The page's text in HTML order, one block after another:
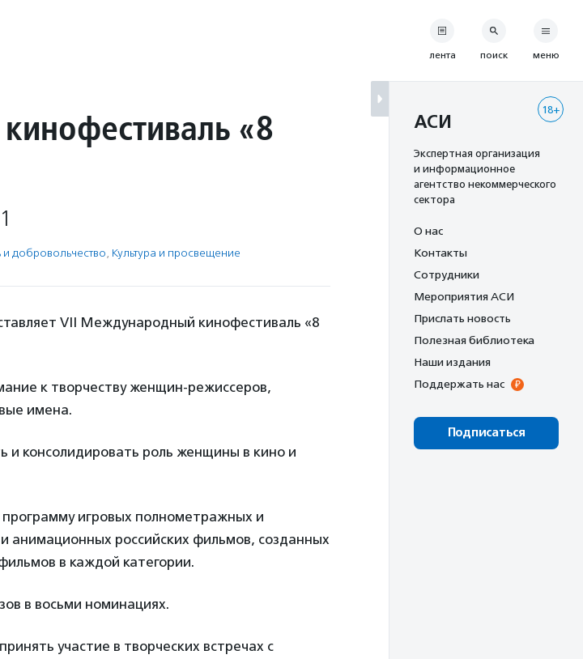
«8
и доброволь­чест­во, Культура и просвещение
VII Международный кинофестиваль «8
к творчеству женщин-режиссеров,
имена.
и консолидировать роль женщины в кино и
игровых полнометражных и
анимационных российских фильмов, созданных
в каждой категории.
в восьми номинациях.
участие в творческих встречах с
лента поиск меню
18+
АСИ
Экспертная организация
и информационное
агентство некоммерческого
сектора
О нас
Контакты
Сотрудники
Мероприятия АСИ
Прислать новость
Полезная библиотека
Наши издания
Поддержать нас
Подписаться